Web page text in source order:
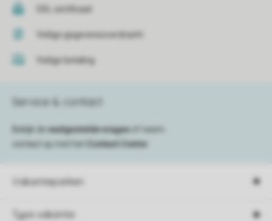
SSL certificaat
Veilige gegevensoverdracht
Veilige betaling
Vakantieparken
Type vakantie
Service & contact
Bekijk de veelgestelde vragen
of neem
contact op met het
Contact Center